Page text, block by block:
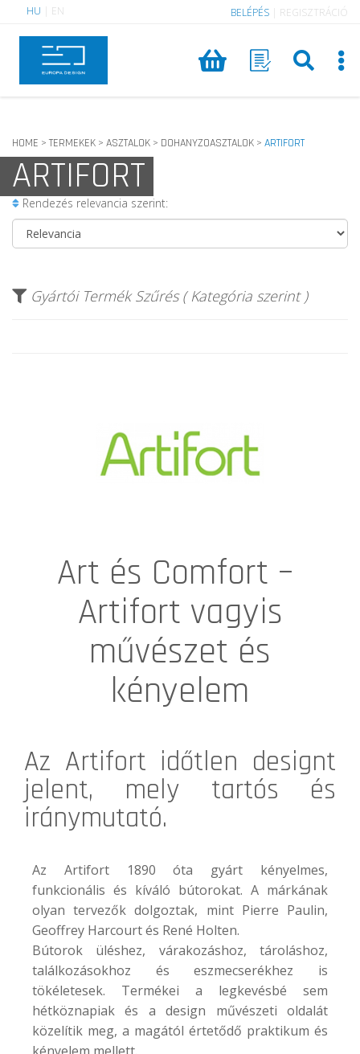
HU EN BELÉPÉS REGISZTRÁCIÓ
HOME > TERMEKEK > ASZTALOK > DOHANYZOASZTALOK > ARTIFORT
ARTIFORT
Rendezés relevancia szerint:
Gyártói Termék Szűrés ( Kategória szerint )
Art és Comfort –
Artifort vagyis
művészet és
kényelem
Az Artifort időtlen designt
jelent, mely tartós és
iránymutató.
Az Artifort 1890 óta gyárt kényelmes,
funkcionális és kíváló bútorokat. A márkának
olyan tervezők dolgoztak, mint Pierre Paulin,
Geoffrey Harcourt és René Holten.
Bútorok üléshez, várakozáshoz, tároláshoz,
találkozásokhoz és eszmecserékhez is
tökéletesek. Termékei a legkevésbé sem
hétköznapiak és a design művészeti oldalát
közelítik meg, a magától értetődő praktikum és